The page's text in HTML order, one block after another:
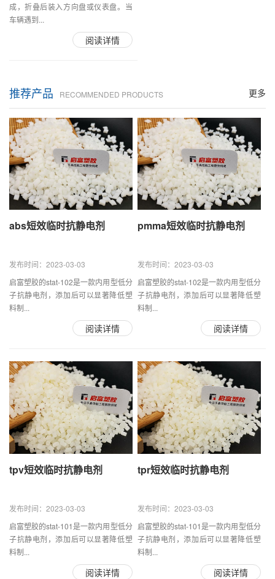
成，折叠后装入方向盘或仪表盘。当
车辆遇到...
阅读详情
更多
推荐产品 RECOMMENDED PRODUCTS
abs短效临时抗静电剂
发布时间：2023-03-03
启富塑胶的stat-102是一款内用型低分
子抗静电剂，添加后可以显著降低塑
料制...
阅读详情
pmma短效临时抗静电剂
发布时间：2023-03-03
启富塑胶的stat-102是一款内用型低分
子抗静电剂，添加后可以显著降低塑
料制...
阅读详情
tpv短效临时抗静电剂
发布时间：2023-03-03
启富塑胶的stat-101是一款内用型低分
子抗静电剂，添加后可以显著降低塑
料制...
阅读详情
tpr短效临时抗静电剂
发布时间：2023-03-03
启富塑胶的stat-101是一款内用型低分
子抗静电剂，添加后可以显著降低塑
料制...
阅读详情